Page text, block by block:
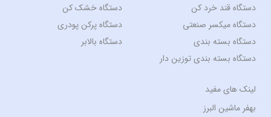
دستگاه قند خرد کن
دستگاه میکسر صنعتی
دستگاه بسته بندی
دستگاه بسته بندی توزین دار
دستگاه خشک کن
دستگاه پرکن پودری
دستگاه بالابر
لینک های مفید
بهفر ماشین البرز